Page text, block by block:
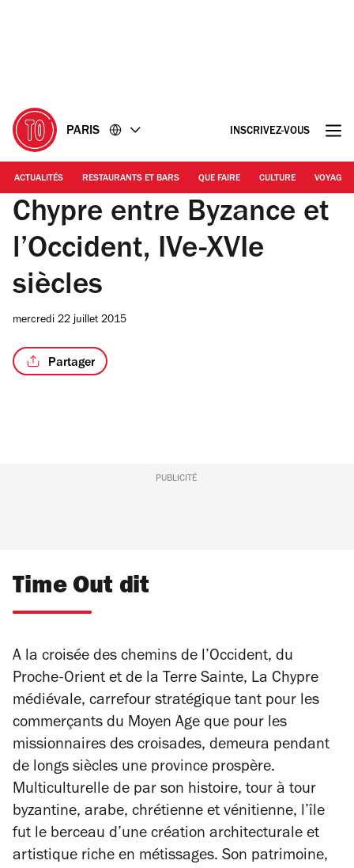
PARIS INSCRIVEZ-VOUS
ACTUALITÉS RESTAURANTS ET BARS QUE FAIRE CULTURE VOYAGE
Chypre entre Byzance et
l’Occident, IVe-XVIe
siècles
mercredi 22 juillet 2015
Partager
PUBLICITÉ
Time Out dit
A la croisée des chemins de l’Occident, du
Proche-Orient et de la Terre Sainte, La Chypre
médiévale, carrefour stratégique tant pour les
commerçants du Moyen Age que pour les
missionnaires des croisades, demeura pendant
de longs siècles une province prospère.
Multiculturelle de par son histoire, tour à tour
byzantine, arabe, chrétienne et vénitienne, l’île
fut le berceau d’une création architecturale et
artistique riche en métissages. Son patrimoine,